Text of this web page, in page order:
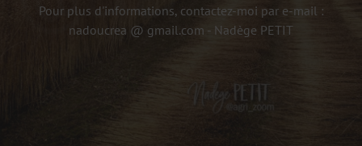
Pour plus d'informations, contactez-moi par e-mail :
nadoucrea @ gmail.com - Nadège PETIT